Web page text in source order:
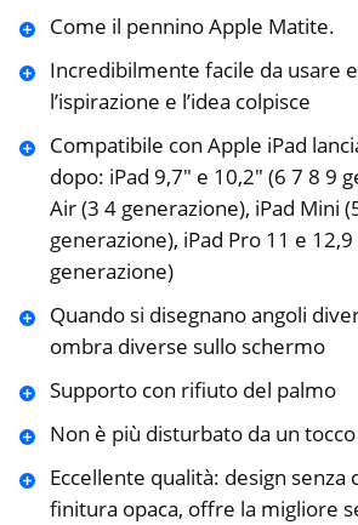
Come il pennino Apple Matite.
Incredibilmente facile da usare
l’ispirazione e l’idea colpisce
Compatibile con Apple iPad
dopo: iPad 9,7″ e 10,2″ (6 7 8 9
Air (3 4 generazione), iPad Mini
generazione), iPad Pro 11 e 12,9
generazione)
Quando si disegnano angoli
ombra diverse sullo schermo
Supporto con rifiuto del palmo
Non è più disturbato da un
Eccellente qualità: design senza
finitura opaca, offre la migliore